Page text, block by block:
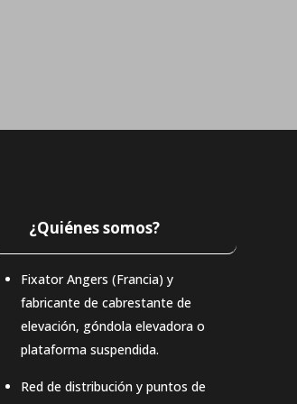
¿Quiénes somos?
Fixator Angers (Francia) y
fabricante de cabrestante de
elevación, góndola elevadora o
plataforma suspendida.
Red de distribución y puntos de